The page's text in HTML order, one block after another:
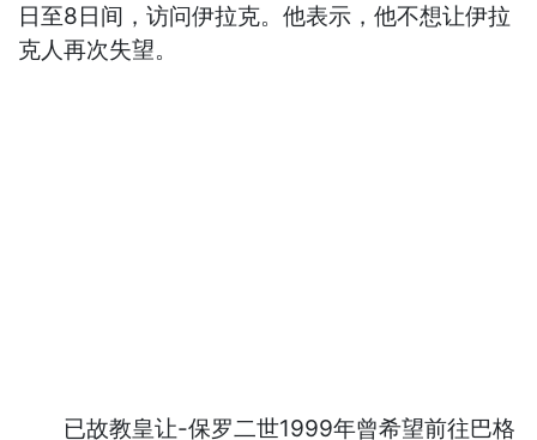
日至8日间，访问伊拉克。他表示，他不想让伊拉
克人再次失望。
已故教皇让-保罗二世1999年曾希望前往巴格